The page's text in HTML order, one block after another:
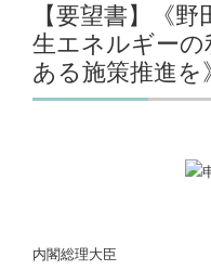
【要望書】《
生エネルギーの
ある施策推進を
内閣総理大臣